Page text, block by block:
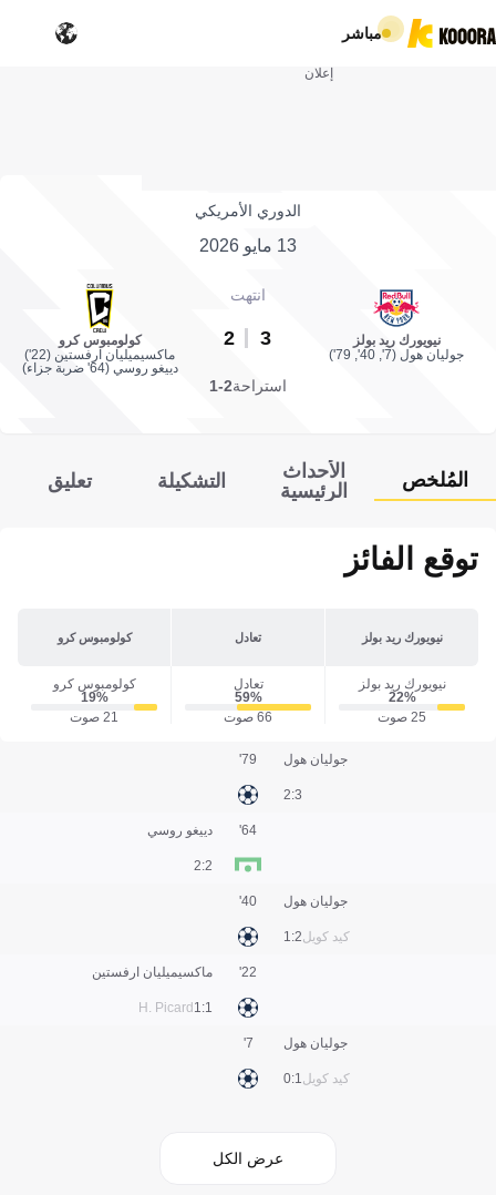
مباشر
إعلان
الدوري الأمريكي
13 مايو 2026
نيويورك ريد بولز
جوليان هول (7', 40', 79')
انتهت
3
2
كولومبوس كرو
ماكسيميليان ارفستين (22')
دييغو روسي (64' ضربة جزاء)
استراحة2-1
المُلخص
الأحداث
الرئيسية
التشكيلة تعليق
توقع الفائز
نيويورك ريد بولز تعادل كولومبوس كرو
نيويورك ريد بولز
22‎%‎
25 صوت
تعادل
59‎%‎
66 صوت
كولومبوس كرو
19‎%‎
21 صوت
جوليان هول
3:2
79'
دييغو روسي
2:2
64'
جوليان هول
كيد كويل2:1
40'
ماكسيميليان ارفستين
H. Picard 1:1
22'
جوليان هول
كيد كويل1:0
7'
عرض الكل